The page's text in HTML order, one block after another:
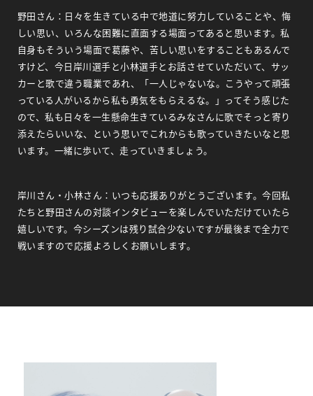
野田さん：日々を生きている中で地道に努力していることや、悔
しい思い、いろんな困難に直面する場面ってあると思います。私
自身もそういう場面で葛藤や、苦しい思いをすることもあるんで
すけど、今日岸川選手と小林選手とお話させていただいて、サッ
カーと歌で違う職業であれ、「一人じゃないな。こうやって頑張
っている人がいるから私も勇気をもらえるな。」ってそう感じた
ので、私も日々を一生懸命生きているみなさんに歌でそっと寄り
添えたらいいな、という思いでこれからも歌っていきたいなと思
います。一緒に歩いて、走っていきましょう。
岸川さん・小林さん：いつも応援ありがとうございます。今回私
たちと野田さんの対談インタビューを楽しんでいただけていたら
嬉しいです。今シーズンは残り試合少ないですが最後まで全力で
戦いますので応援よろしくお願いします。